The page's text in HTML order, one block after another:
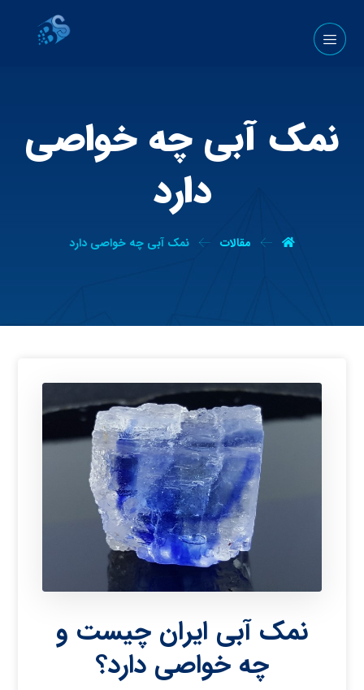
نمک آبی چه خواصی
دارد
مقالات نمک آبی چه خواصی دارد
نمک آبی ایران چیست و
چه خواصی دارد؟